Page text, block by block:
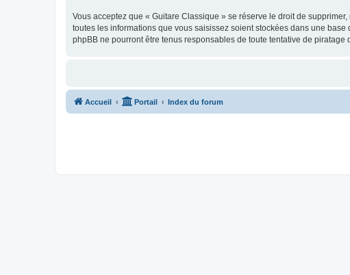
Vous acceptez que « Guitare Classique » se réserve le droit de
toutes les informations que vous saisissez soient stockées dans une
phpBB ne pourront être tenus responsables de toute tentative de
Accueil Portail Index du forum